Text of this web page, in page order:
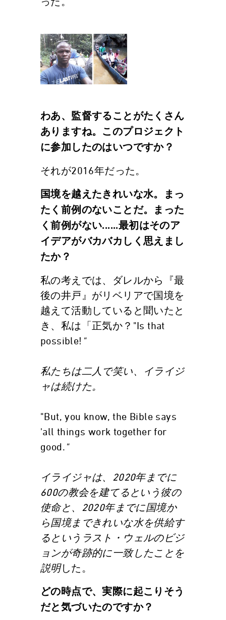
った。
わあ、監督することがたくさん
ありますね。このプロジェクト
に参加したのはいつですか？
それが2016年だった。
国境を越えたきれいな水。まっ
たく前例のないことだ。まった
く前例がない......最初はそのア
イデアがバカバカしく思えまし
たか？
私の考えでは、ダレルから『最
後の井戸』がリベリアで国境を
越えて活動していると聞いたと
き、私は「正気か？"Is that
possible! "
私たちは二人で笑い、イライジ
ャは続けた。
"But, you know, the Bible says
'all things work together for
good. "
イライジャは、2020年までに
600の教会を建てるという彼の
使命と、2020年までに国境か
ら国境まできれいな水を供給す
るというラスト・ウェルのビジ
ョンが奇跡的に一致したことを
説明した。
どの時点で、実際に起こりそう
だと気づいたのですか？